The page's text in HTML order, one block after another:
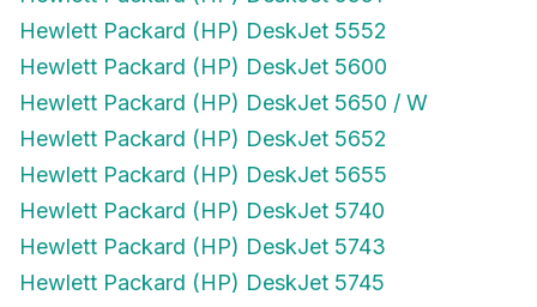
Hewlett Packard (HP) DeskJet 5552
Hewlett Packard (HP) DeskJet 5600
Hewlett Packard (HP) DeskJet 5650 / W
Hewlett Packard (HP) DeskJet 5652
Hewlett Packard (HP) DeskJet 5655
Hewlett Packard (HP) DeskJet 5740
Hewlett Packard (HP) DeskJet 5743
Hewlett Packard (HP) DeskJet 5745